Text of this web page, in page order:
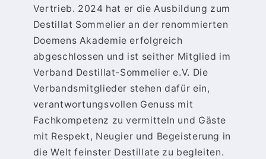
Vertrieb. 2024 hat er die Ausbildung zum
Destillat Sommelier an der renommierten
Doemens Akademie erfolgreich
abgeschlossen und ist seither Mitglied im
Verband Destillat-Sommelier e.V. Die
Verbandsmitglieder stehen dafür ein,
verantwortungsvollen Genuss mit
Fachkompetenz zu vermitteln und Gäste
mit Respekt, Neugier und Begeisterung in
die Welt feinster Destillate zu begleiten.